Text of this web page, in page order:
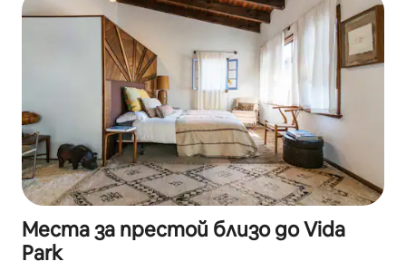
Места за престой близо до Vida
Park